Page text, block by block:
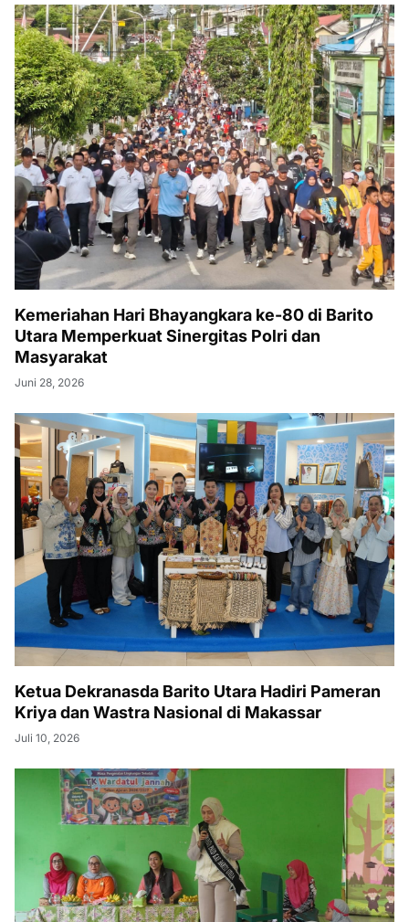
Kemeriahan Hari Bhayangkara ke-80 di Barito
Utara Memperkuat Sinergitas Polri dan
Masyarakat
Juni 28, 2026
Ketua Dekranasda Barito Utara Hadiri Pameran
Kriya dan Wastra Nasional di Makassar
Juli 10, 2026